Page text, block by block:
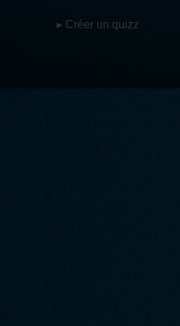
▸ Créer un quizz